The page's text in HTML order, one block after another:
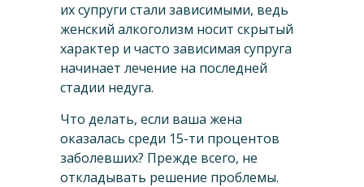
их супруги стали зависимыми, ведь
женский алкоголизм носит скрытый
характер и часто зависимая супруга
начинает лечение на последней
стадии недуга.
Что делать, если ваша жена
оказалась среди 15-ти процентов
заболевших? Прежде всего, не
откладывать решение проблемы.